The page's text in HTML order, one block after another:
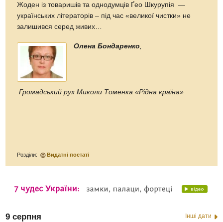
Жоден із товаришів та однодумців Ґео Шкурупія —
українських літераторів – під час «великої чистки» не
залишився серед живих…
Олена Бондаренко,
Громадський рух Миколи Томенка «Рідна країна»
Розділи: Видатні постаті
9 серпня Інші дати